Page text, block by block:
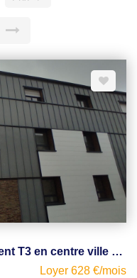
BEAUPREAU, appartement récent T3 en centre ville avec balcon
Loyer 628 €/mois